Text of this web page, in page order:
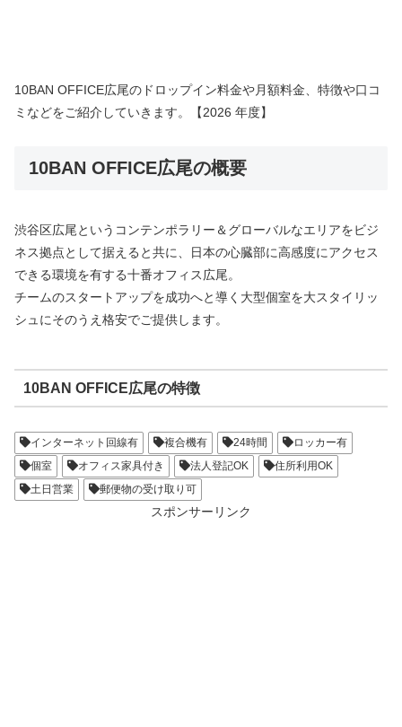
10BAN OFFICE広尾のドロップイン料金や月額料金、特徴や口コ
ミなどをご紹介していきます。【2026 年度】
10BAN OFFICE広尾の概要
渋谷区広尾というコンテンポラリー＆グローバルなエリアをビジ
ネス拠点として据えると共に、日本の心臓部に高感度にアクセス
できる環境を有する十番オフィス広尾。
チームのスタートアップを成功へと導く大型個室を大スタイリッ
シュにそのうえ格安でご提供します。
10BAN OFFICE広尾の特徴
インターネット回線有 複合機有 24時間
ロッカー有
個室
オフィス家具付き 法人登記OK
住所利用OK
土日営業
郵便物の受け取り可
スポンサーリンク